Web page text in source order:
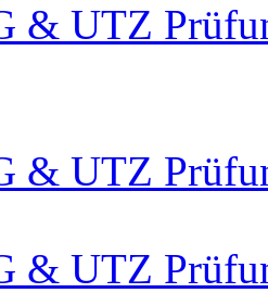
& UTZ
& UTZ
& UTZ